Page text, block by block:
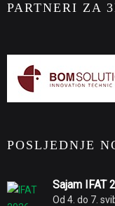
PARTNERI ZA
POSLJEDNJE
Sajam IFAT
Od 4. do 7.